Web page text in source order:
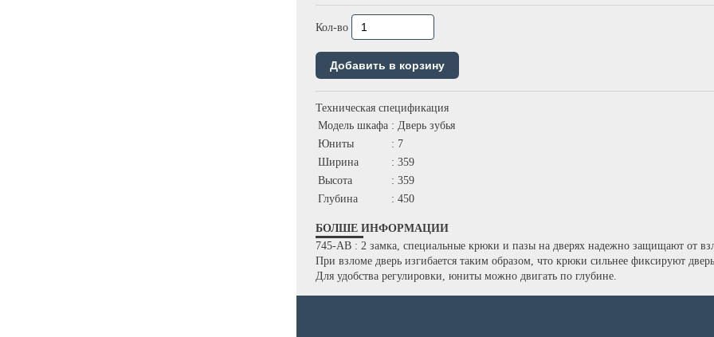
Кол-во
Техническая спецификация
Модель шкафа : Дверь зубья
Юниты
: 7
Ширина
: 359
Высота
: 359
Глубина
: 450
БОЛШЕ ИНФОРМАЦИИ
745-АВ : 2 замка, специальные крюки и пазы на дверях надежно защищают от
При взломе дверь изгибается таким образом, что крюки сильнее фиксируют
Для удобства регулировки, юниты можно двигать по глубине.